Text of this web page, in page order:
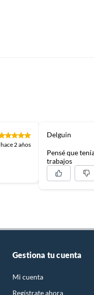
hace 2 años
Delguin
Pensé que
trabajos
Gestiona tu cuenta
Mi cuenta
Regístrate ahora